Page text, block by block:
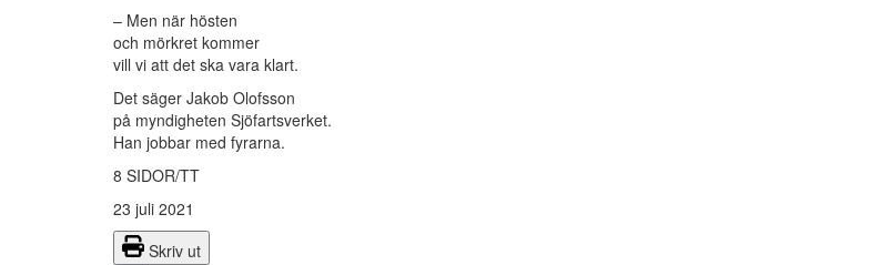
– Men när hösten
och mörkret kommer
vill vi att det ska vara klart.
Det säger Jakob Olofsson
på myndigheten Sjöfartsverket.
Han jobbar med fyrarna.
8 SIDOR/TT
23 juli 2021
Skriv ut